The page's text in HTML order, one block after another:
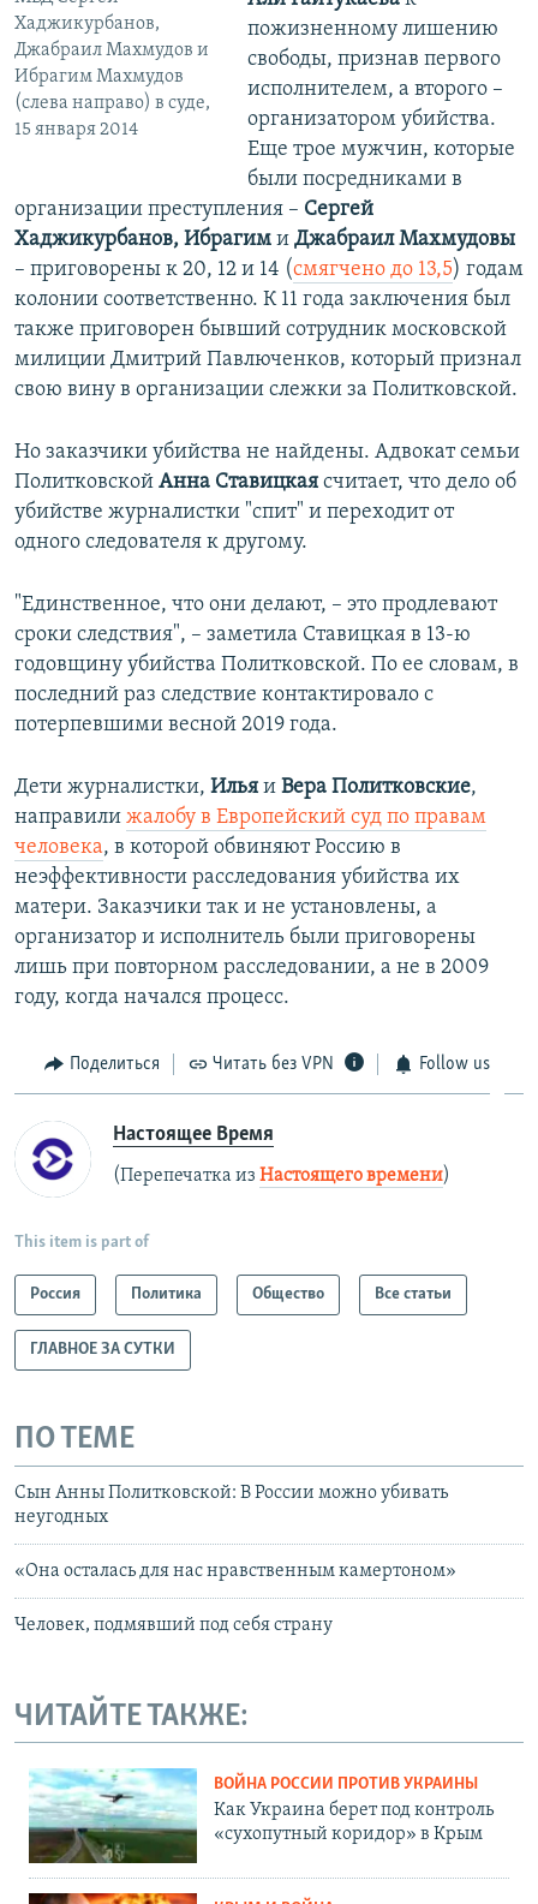
Хаджикурбанов,
Джабраил Махмудов и
Ибрагим Махмудов
(слева направо) в суде,
15 января 2014
пожизненному лишению
свободы, признав первого
исполнителем, а второго –
организатором убийства.
Еще трое мужчин, которые
были посредниками в
организации преступления – Сергей
Хаджикурбанов, Ибрагим и Джабраил Махмудовы
– приговорены к 20, 12 и 14 (смягчено до 13,5) годам
колонии соответственно. К 11 года заключения был
также приговорен бывший сотрудник московской
милиции Дмитрий Павлюченков, который признал
свою вину в организации слежки за Политковской.
Но заказчики убийства не найдены. Адвокат семьи
Политковской Анна Ставицкая считает, что дело об
убийстве журналистки "спит" и переходит от
одного следователя к другому.
"Единственное, что они делают, – это продлевают
сроки следствия", – заметила Ставицкая в 13-ю
годовщину убийства Политковской. По ее словам, в
последний раз следствие контактировало с
потерпевшими весной 2019 года.
Дети журналистки, Илья и Вера Политковские,
направили жалобу в Европейский суд по правам
человека, в которой обвиняют Россию в
неэффективности расследования убийства их
матери. Заказчики так и не установлены, а
организатор и исполнитель были приговорены
лишь при повторном расследовании, а не в 2009
году, когда начался процесс.
Поделиться Читать без VPN Follow us
Настоящее Время
(Перепечатка из Настоящего времени)
This item is part of
Россия Политика Общество Все статьи
ГЛАВНОЕ ЗА СУТКИ
ПО ТЕМЕ
Сын Анны Политковской: В России можно убивать
неугодных
«Она осталась для нас нравственным камертоном»
Человек, подмявший под себя страну
ЧИТАЙТЕ ТАКЖЕ:
ВОЙНА РОССИИ ПРОТИВ УКРАИНЫ
Как Украина берет под контроль
«сухопутный коридор» в Крым